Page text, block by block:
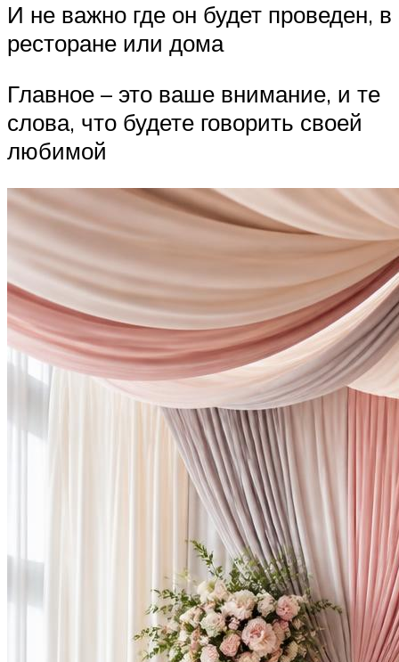
И не важно где он будет проведен, в
ресторане или дома
Главное – это ваше внимание, и те
слова, что будете говорить своей
любимой